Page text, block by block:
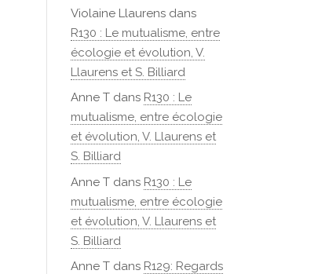
Violaine Llaurens dans
R130 : Le mutualisme, entre
écologie et évolution, V.
Llaurens et S. Billiard
Anne T dans R130 : Le
mutualisme, entre écologie
et évolution, V. Llaurens et
S. Billiard
Anne T dans R130 : Le
mutualisme, entre écologie
et évolution, V. Llaurens et
S. Billiard
Anne T dans R129: Regards